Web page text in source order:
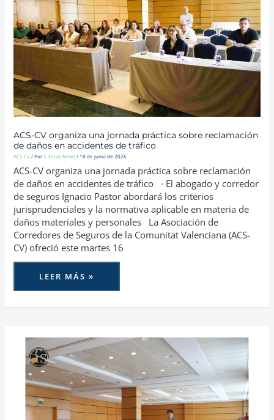
ACS-CV organiza una jornada práctica sobre reclamación
de daños en accidentes de tráfico
ACS-CV/ PorS. Fecor News/ 18 de junio de 2026
ACS-CV organiza una jornada práctica sobre reclamación
de daños en accidentes de tráfico · El abogado y corredor
de seguros Ignacio Pastor abordará los criterios
jurisprudenciales y la normativa aplicable en materia de
daños materiales y personales La Asociación de
Corredores de Seguros de la Comunitat Valenciana (ACS-
CV) ofreció este martes 16
RECLAMACIÓN
DAÑOS
EN
ACCIDENTES
DE
TRÁFICO
LEER MÁS »
ACS-
CV
FORMA
A
SUS
MEDIADORES
EN
CONSTRUCCIÓN
PARA
REDUCIR
SINIESTROS